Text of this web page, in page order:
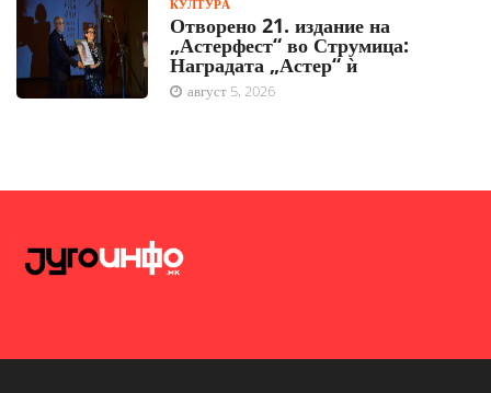
КУЛТУРА
Отворено 21. издание на
„Астерфест“ во Струмица:
Наградата „Астер“ ѝ
август 5, 2026